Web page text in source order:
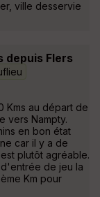
ville desservie
depuis Flers
Kms au départ de
vers Nampty.
en bon état
car il y a de
plutôt agréable.
de jeu la
Km pour